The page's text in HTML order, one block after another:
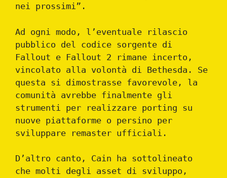
nei prossimi”.
Ad ogni modo, l’eventuale rilascio
pubblico del codice sorgente di
Fallout e Fallout 2 rimane incerto,
vincolato alla volontà di Bethesda. Se
questa si dimostrasse favorevole, la
comunità avrebbe finalmente gli
strumenti per realizzare porting su
nuove piattaforme o persino per
sviluppare remaster ufficiali.
D’altro canto, Cain ha sottolineato
che molti degli asset di sviluppo,